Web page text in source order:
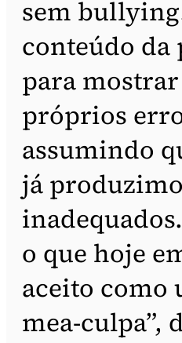
sem
conteúdo da
para
próprios
assumindo
já
o que hoje
aceito como
mea-culpa”,